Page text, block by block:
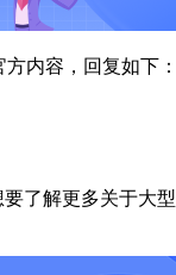
内容，回复如下：
了解更多关于大型